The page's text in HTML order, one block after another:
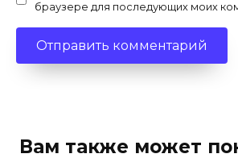
браузере для последующих моих
Вам также может